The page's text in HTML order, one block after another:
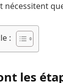
nécessitent
:
les